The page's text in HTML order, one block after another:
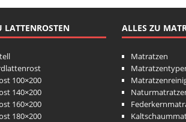
LATTENROSTEN
100×200
140×200
160×200
180×200
ALLES ZU
Matratzen